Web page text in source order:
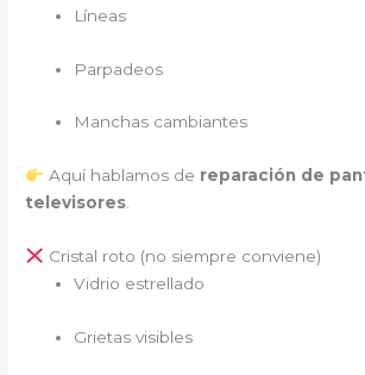
Líneas
Parpadeos
Manchas cambiantes
Aquí hablamos de reparación de
televisores.
Cristal roto (no siempre conviene)
Vidrio estrellado
Grietas visibles